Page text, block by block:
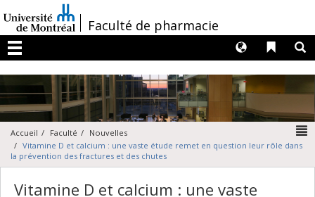
au
contenu
/Faculté de pharmacie
Menu
Liens
Langues
Accueil Faculté
Nouvelles
Vitamine D et calcium : une vaste étude remet en question leur rôle dans
la prévention des fractures et des chutes
Vitamine D et calcium : une vaste